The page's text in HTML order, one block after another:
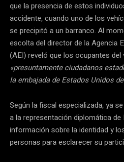
que la presencia de estos
accidente, cuando uno de los
se precipitó a un barranco. Al
escolta del director de la Agencia
(AEI) reveló que los ocupantes
«presuntamente ciudadanos
la embajada de Estados Unidos
Según la fiscal especializada, ya
a la representación diplomática de
información sobre la identidad y
personas para esclarecer su